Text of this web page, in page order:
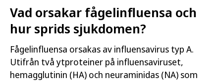
Vad orsakar fågelinfluensa och
hur sprids sjukdomen?
Fågelinfluensa orsakas av influensavirus typ A.
Utifrån två ytproteiner på influensaviruset,
hemagglutinin (HA) och neuraminidas (NA) som